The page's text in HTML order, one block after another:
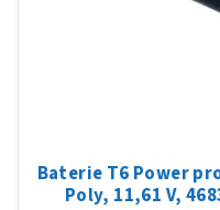
Baterie T6 Power
Poly, 11,61 V,